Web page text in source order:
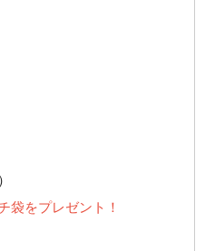
袋をプレゼント！